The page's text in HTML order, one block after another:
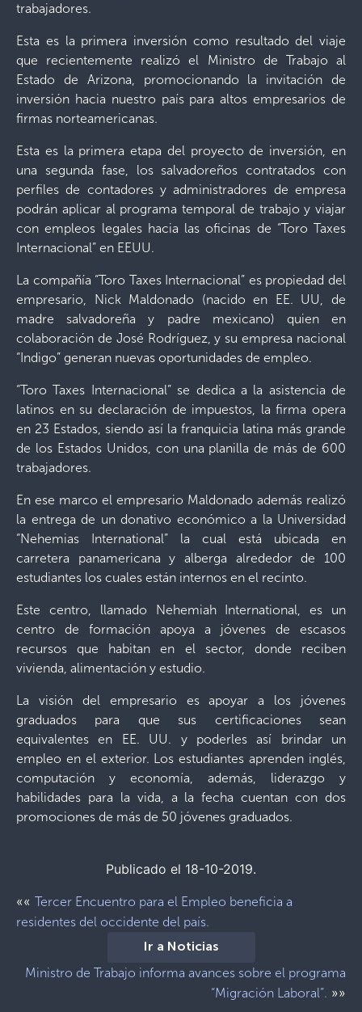
trabajadores.
Esta es la primera inversión como resultado del viaje
que recientemente realizó el Ministro de Trabajo al
Estado de Arizona, promocionando la invitación de
inversión hacia nuestro país para altos empresarios de
firmas norteamericanas.
Esta es la primera etapa del proyecto de inversión, en
una segunda fase, los salvadoreños contratados con
perfiles de contadores y administradores de empresa
podrán aplicar al programa temporal de trabajo y viajar
con empleos legales hacia las oficinas de “Toro Taxes
Internacional” en EEUU.
La compañía “Toro Taxes Internacional” es propiedad del
empresario, Nick Maldonado (nacido en EE. UU, de
madre salvadoreña y padre mexicano) quien en
colaboración de José Rodríguez, y su empresa nacional
“Indigo” generan nuevas oportunidades de empleo.
“Toro Taxes Internacional” se dedica a la asistencia de
latinos en su declaración de impuestos, la firma opera
en 23 Estados, siendo así la franquicia latina más grande
de los Estados Unidos, con una planilla de más de 600
trabajadores.
En ese marco el empresario Maldonado además realizó
la entrega de un donativo económico a la Universidad
“Nehemias International” la cual está ubicada en
carretera panamericana y alberga alrededor de 100
estudiantes los cuales están internos en el recinto.
Este centro, llamado Nehemiah International, es un
centro de formación apoya a jóvenes de escasos
recursos que habitan en el sector, donde reciben
vivienda, alimentación y estudio.
La visión del empresario es apoyar a los jóvenes
graduados para que sus certificaciones sean
equivalentes en EE. UU. y poderles así brindar un
empleo en el exterior. Los estudiantes aprenden inglés,
computación y economía, además, liderazgo y
habilidades para la vida, a la fecha cuentan con dos
promociones de más de 50 jóvenes graduados.
Publicado el 18-10-2019.
«« Tercer Encuentro para el Empleo beneficia a
residentes del occidente del país.
Ir a Noticias
Ministro de Trabajo informa avances sobre el programa
“Migración Laboral”. »»